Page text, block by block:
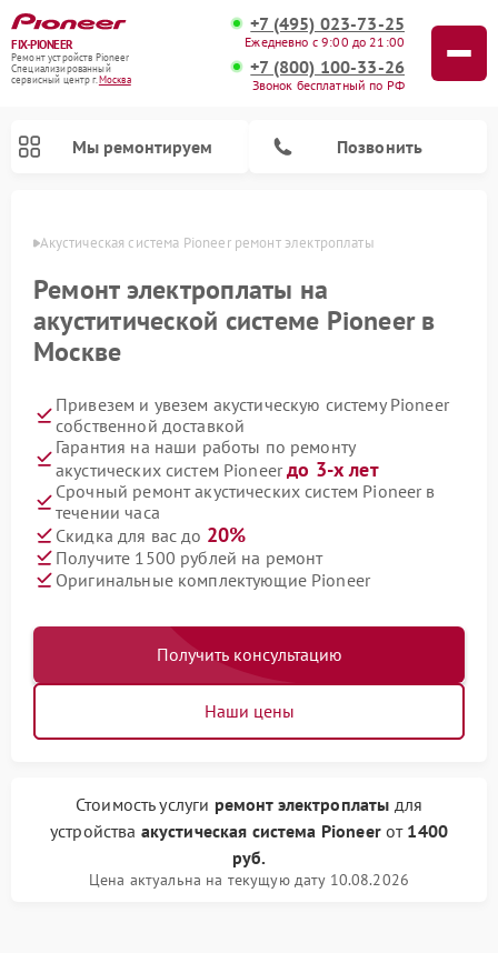
FIX-PIONEER
Ремонт устройств Pioneer
Специализированный
cервисный центр г.Москва
+7 (495) 023-73-25
Ежедневно с 9:00 до 21:00
+7 (800) 100-33-26
Звонок бесплатный по РФ
Мы ремонтируем Позвонить
Акустическая система Pioneer ремонт электроплаты
Ремонт электроплаты на
акуститической системе Pioneer в
Москве
Привезем и увезем акустическую систему Pioneer
собственной доставкой
Гарантия на наши работы по ремонту
акустических систем Pioneerдо 3-х лет
Срочный ремонт акустических систем Pioneer в
течении часа
Скидка для вас до 20%
Получите 1500 рублей на ремонт
Оригинальные комплектующие Pioneer
Получить консультацию
Наши цены
Стоимость услуги ремонт электроплаты для
устройства акустическая система Pioneerот 1400
руб.
Цена актуальна на текущую дату 10.08.2026